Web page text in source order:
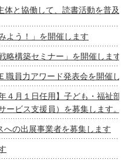
と協働して、読書活動を普及
よう！」を開催します
略構築セミナー」を開催します
職員力アワード発表会を開催し
４月１日任用】子ども・福祉
ビス支援員）を募集します。
への出展事業者を募集します